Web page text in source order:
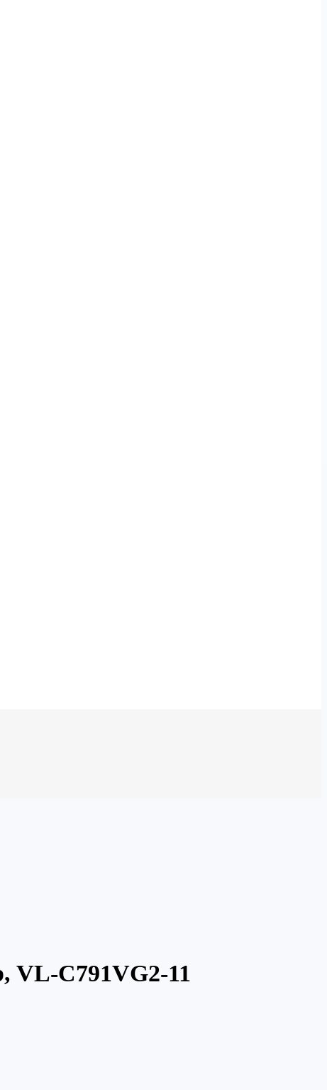
VL-C791VG2-11